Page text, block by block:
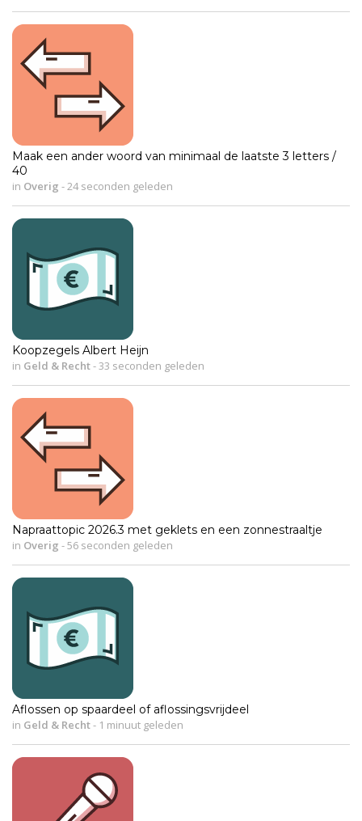
Maak een ander woord van minimaal de laatste 3 letters /
40
in Overig -24 seconden geleden
Koopzegels Albert Heijn
in Geld & Recht-33 seconden geleden
Napraattopic 2026.3 met geklets en een zonnestraaltje
in Overig -56 seconden geleden
Aflossen op spaardeel of aflossingsvrijdeel
in Geld & Recht- 1 minuut geleden